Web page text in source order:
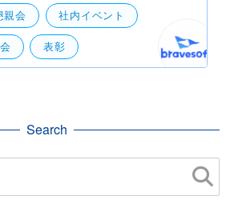
フ発表会のイベントレポートはこ
親会 社内イベント
表彰
Search